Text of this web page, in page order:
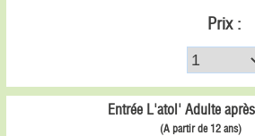
Prix :
Entrée L'atol' Adulte
(A partir de 12 ans)